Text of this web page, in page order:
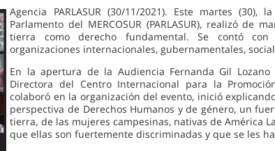
Agencia PARLASUR (30/11/2021). Este martes
Parlamento del MERCOSUR (PARLASUR), realizó
tierra como derecho fundamental. Se contó
organizaciones internacionales, gubernamentales,
En la apertura de la Audiencia Fernanda Gil Lozano
Directora del Centro Internacional para la
colaboró en la organización del evento, inició
perspectiva de Derechos Humanos y de género, un
tierra, de las mujeres campesinas, nativas de América
que ellas son fuertemente discriminadas y que se les